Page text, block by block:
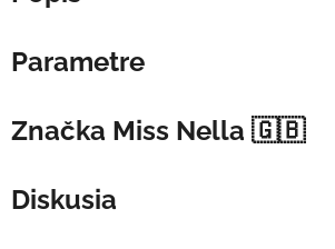
Parametre
Značka Miss Nella 🇬🇧
Diskusia